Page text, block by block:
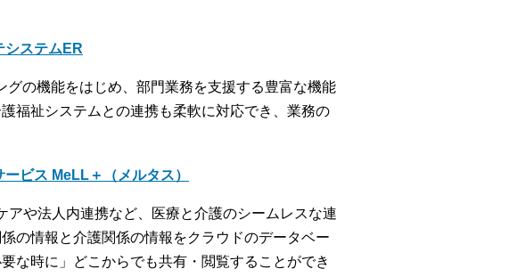
システムER
の機能をはじめ、部門業務を支援する豊富な機能
福祉システムとの連携も柔軟に対応でき、業務の
ビス MeLL＋（メルタス）
や法人内連携など、医療と介護のシームレスな連
の情報と介護関係の情報をクラウドのデータベー
な時に」どこからでも共有・閲覧することができ